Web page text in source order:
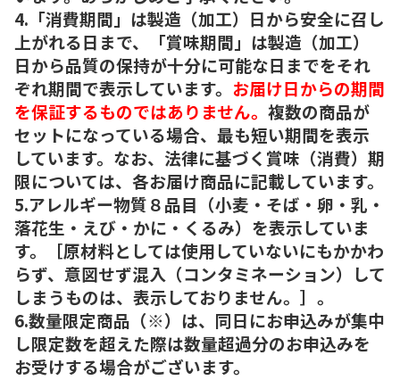
4.「消費期間」は製造（加工）日から安全に召し
上がれる日まで、「賞味期間」は製造（加工）
日から品質の保持が十分に可能な日までをそれ
ぞれ期間で表示しています。 お届け日からの期間
を保証するものではありません。 複数の商品が
セットになっている場合、最も短い期間を表示
しています。なお、法律に基づく賞味（消費）期
限については、各お届け商品に記載しています。
5.アレルギー物質８品目（小麦・そば・卵・乳・
落花生・えび・かに・くるみ）を表示していま
す。［原材料としては使用していないにもかかわ
らず、意図せず混入（コンタミネーション）して
しまうものは、表示しておりません。］。
6.数量限定商品（※）は、同日にお申込みが集中
し限定数を超えた際は数量超過分のお申込みを
お受けする場合がございます。